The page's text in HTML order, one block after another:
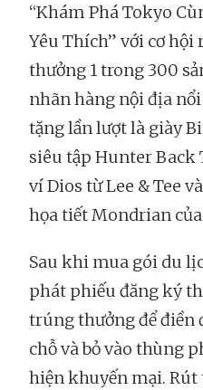
“Khám Phá Tokyo
Yêu Thích” với cơ
thưởng 1 trong 300
nhãn hàng nội địa
tặng lần lượt là giày
siêu tập Hunter Back
ví Dios từ Lee & Tee
họa tiết Mondrian của
Sau khi mua gói du
phát phiếu đăng ký
trúng thưởng để điền
chỗ và bỏ vào thùng
hiện khuyến mại. Rút